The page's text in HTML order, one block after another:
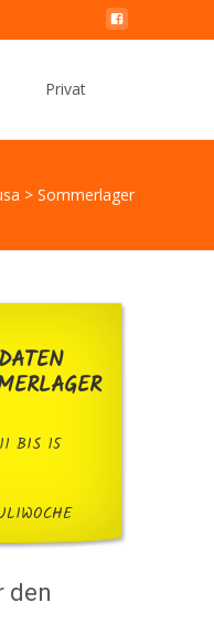
Privat
> Sommerlager
BIS 15
den